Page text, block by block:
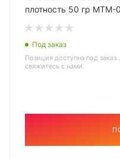
плотность 50 гр MTM-
Под заказ
Позиция доступна под
свяжитесь с нами.